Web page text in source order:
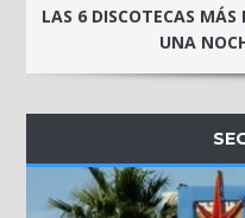
LAS 6 DISCOTECAS
UNA